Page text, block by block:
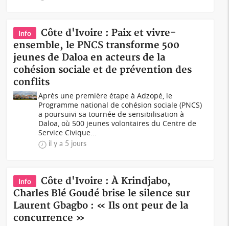
Info
Côte d'Ivoire : Paix et vivre-
ensemble, le PNCS transforme 500
jeunes de Daloa en acteurs de la
cohésion sociale et de prévention des
conflits
Après une première étape à Adzopé, le
Programme national de cohésion sociale (PNCS)
a poursuivi sa tournée de sensibilisation à
Daloa, où 500 jeunes volontaires du Centre de
Service Civique...
il y a 5 jours
Info
Côte d'Ivoire : À Krindjabo,
Charles Blé Goudé brise le silence sur
Laurent Gbagbo : « Ils ont peur de la
concurrence »